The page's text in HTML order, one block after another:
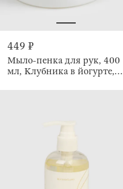
449 ₽
Мыло-пенка для рук, 400
мл, Клубника в йогурте,